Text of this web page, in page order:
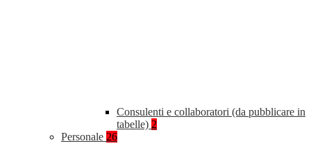
Consulenti e collaboratori (da pubblicare in
tabelle) 2
Personale 26